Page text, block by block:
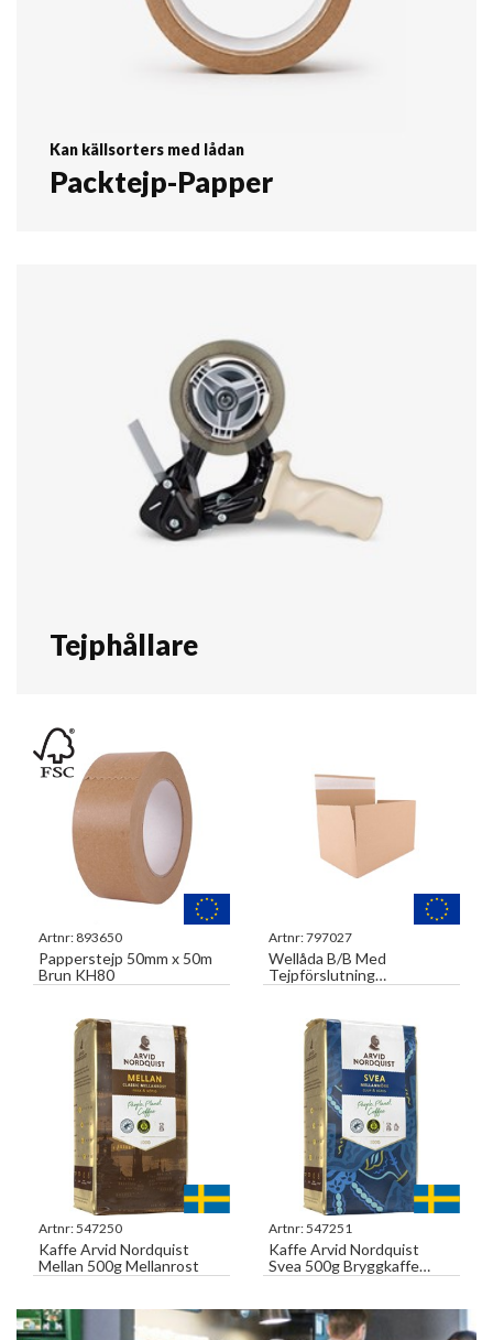
Kan källsorters med lådan
Packtejp-Papper
Tejphållare
Artnr: 893650
Papperstejp 50mm x 50m
Brun KH80
Artnr:797027
Wellåda B/B Med
Tejpförslutning
Snabbotten
Artnr:547250
Kaffe Arvid Nordquist
Mellan 500g Mellanrost
Artnr:547251
Kaffe Arvid Nordquist
Svea 500g Bryggkaffe
Vakuumpack Mellanrost